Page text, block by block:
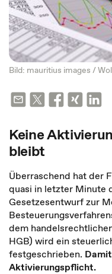
Bild: mauritius images /
Keine
bleibt
Überraschend hat der
quasi in letzter Minute
Gesetzesentwurf zur
dem
HGB) wird ein
festgeschrieben.
Aktivierungspflicht.